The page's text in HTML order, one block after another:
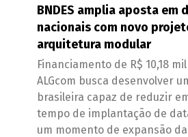
BNDES amplia aposta em
nacionais com novo
arquitetura modular
Financiamento de R$ 10,18
ALGcom busca desenvolver
brasileira capaz de reduzir
tempo de implantação de
um momento de expansão